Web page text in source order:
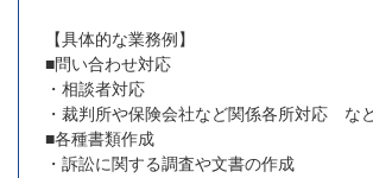
【具体的な業務例】
■問い合わせ対応
・相談者対応
・裁判所や保険会社など関係各所対応 な
■各種書類作成
・訴訟に関する調査や文書の作成